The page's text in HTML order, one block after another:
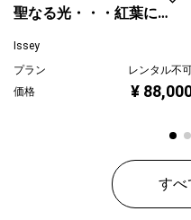
聖なる光・・・紅葉に注
Issey
プラン
レンタル不
価格
¥
すべ